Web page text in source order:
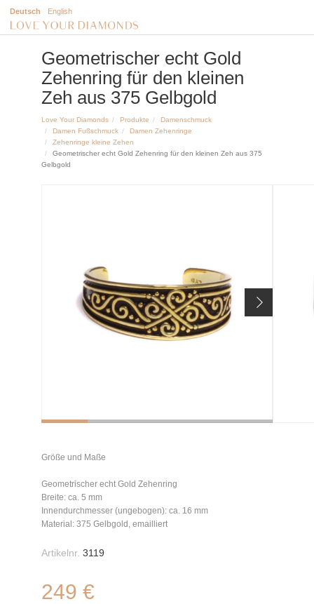
Deutsch English
Geometrischer echt Gold
Zehenring für den kleinen
Zeh aus 375 Gelbgold
Love Your Diamonds Produkte
Damenschmuck
Damen Fußschmuck
Damen Zehenringe
Zehenringe kleine Zehen
Geometrischer echt Gold Zehenring für den kleinen Zeh aus 375
Gelbgold
Größe und Maße
Geometrischer echt Gold Zehenring
Breite: ca. 5 mm
Innendurchmesser (ungebogen): ca. 16 mm
Material: 375 Gelbgold, emailliert
Artikelnr. 3119
249 €